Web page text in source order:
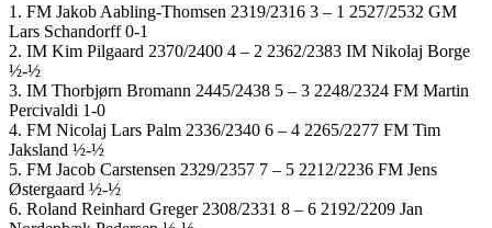
1. FM Jakob Aabling-Thomsen 2319/2316 3 – 1 2527/2532 GM
Lars Schandorff 0-1
2. IM Kim Pilgaard 2370/2400 4 – 2 2362/2383 IM Nikolaj Borge
½-½
3. IM Thorbjørn Bromann 2445/2438 5 – 3 2248/2324 FM Martin
Percivaldi 1-0
4. FM Nicolaj Lars Palm 2336/2340 6 – 4 2265/2277 FM Tim
Jaksland ½-½
5. FM Jacob Carstensen 2329/2357 7 – 5 2212/2236 FM Jens
Østergaard ½-½
6. Roland Reinhard Greger 2308/2331 8 – 6 2192/2209 Jan